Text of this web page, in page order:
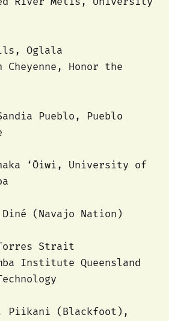
Oglala
Cheyenne, Honor the
Pueblo, Pueblo
‘Ōiwi, University of
(Navajo Nation)
Strait
Institute Queensland
Piikani (Blackfoot),